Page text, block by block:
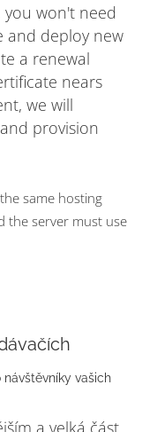
you won't need
and deploy new
a renewal
nears
we will
provision
same hosting
the server must use
vašich
a velká část